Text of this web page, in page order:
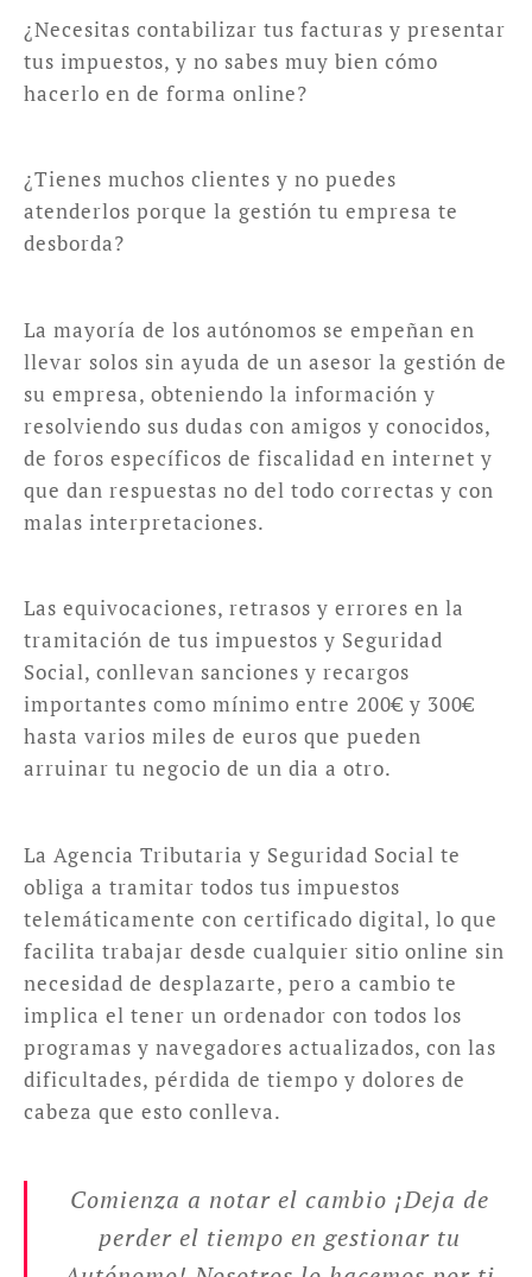
¿Necesitas contabilizar tus facturas y presentar
tus impuestos, y no sabes muy bien cómo
hacerlo en de forma online?
¿Tienes muchos clientes y no puedes
atenderlos porque la gestión tu empresa te
desborda?
La mayoría de los autónomos se empeñan en
llevar solos sin ayuda de un asesor la gestión de
su empresa, obteniendo la información y
resolviendo sus dudas con amigos y conocidos,
de foros específicos de fiscalidad en internet y
que dan respuestas no del todo correctas y con
malas interpretaciones.
Las equivocaciones, retrasos y errores en la
tramitación de tus impuestos y Seguridad
Social, conllevan sanciones y recargos
importantes como mínimo entre 200€ y 300€
hasta varios miles de euros que pueden
arruinar tu negocio de un dia a otro.
La Agencia Tributaria y Seguridad Social te
obliga a tramitar todos tus impuestos
telemáticamente con certificado digital, lo que
facilita trabajar desde cualquier sitio online sin
necesidad de desplazarte, pero a cambio te
implica el tener un ordenador con todos los
programas y navegadores actualizados, con las
dificultades, pérdida de tiempo y dolores de
cabeza que esto conlleva.
Comienza a notar el cambio ¡Deja de
perder el tiempo en gestionar tu